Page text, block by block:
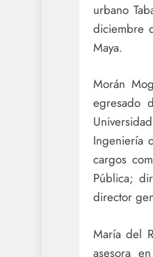
urbano
diciembre
Maya.
Morán
egresado
Ingeniería
cargos
Pública;
director
María del
asesora